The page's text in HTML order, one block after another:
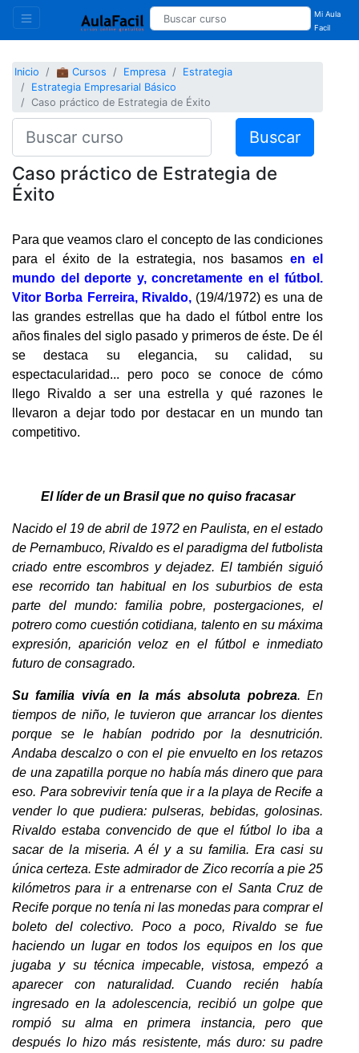
Mi Aula
Facil
Inicio 💼 Cursos Empresa
Estrategia
Estrategia Empresarial Básico
Caso práctico de Estrategia de Éxito
Buscar
Caso práctico de Estrategia de
Éxito
Para que veamos claro el concepto de las condiciones
para el éxito de la estrategia, nos basamos en el
mundo del deporte y, concretamente en el fútbol.
Vitor Borba Ferreira, Rivaldo,(19/4/1972) es una de
las grandes estrellas que ha dado el fútbol entre los
años finales del siglo pasado y primeros de éste. De él
se destaca su elegancia, su calidad, su
espectacularidad... pero poco se conoce de cómo
llego Rivaldo a ser una estrella y qué razones le
llevaron a dejar todo por destacar en un mundo tan
competitivo.
El líder de un Brasil que no quiso fracasar
Nacido el 19 de abril de 1972 en Paulista, en el estado
de Pernambuco, Rivaldo es el paradigma del futbolista
criado entre escombros y dejadez. El también siguió
ese recorrido tan habitual en los suburbios de esta
parte del mundo: familia pobre, postergaciones, el
potrero como cuestión cotidiana, talento en su máxima
expresión, aparición veloz en el fútbol e inmediato
futuro de consagrado.
Su familia vivía en la más absoluta pobreza. En
tiempos de niño, le tuvieron que arrancar los dientes
porque se le habían podrido por la desnutrición.
Andaba descalzo o con el pie envuelto en los retazos
de una zapatilla porque no había más dinero que para
eso. Para sobrevivir tenía que ir a la playa de Recife a
vender lo que pudiera: pulseras, bebidas, golosinas.
Rivaldo estaba convencido de que el fútbol lo iba a
sacar de la miseria. A él y a su familia. Era casi su
única certeza. Este admirador de Zico recorría a pie 25
kilómetros para ir a entrenarse con el Santa Cruz de
Recife porque no tenía ni las monedas para comprar el
boleto del colectivo. Poco a poco, Rivaldo se fue
haciendo un lugar en todos los equipos en los que
jugaba y su técnica impecable, vistosa, empezó a
aparecer con naturalidad. Cuando recién había
ingresado en la adolescencia, recibió un golpe que
rompió su alma en primera instancia, pero que
después lo hizo más resistente, más duro: su padre